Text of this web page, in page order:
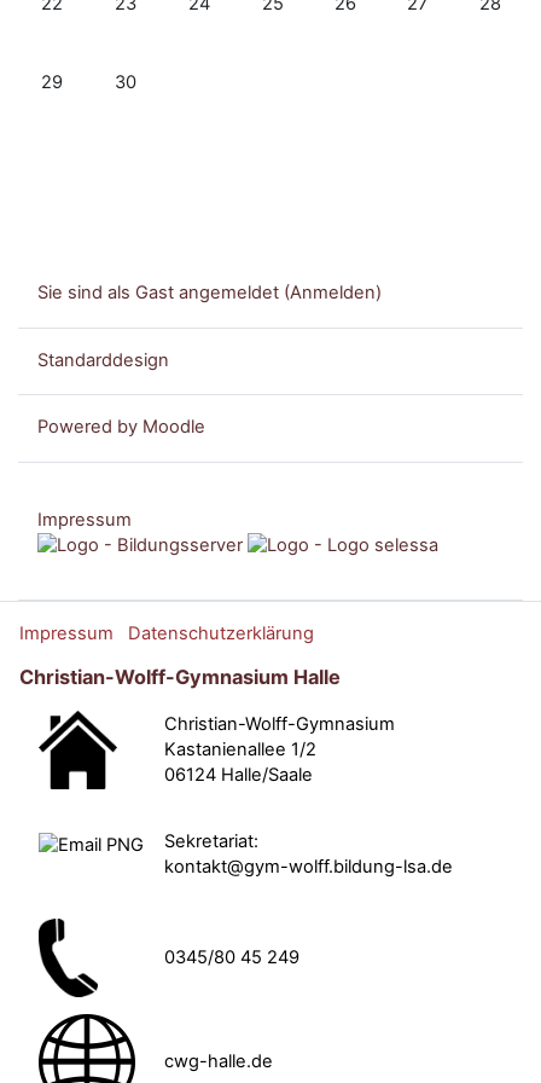
Keine Termine, Montag, 29. Juni
29 Keine Termine, Dienstag, 30. Juni
30
Sie sind als Gast angemeldet (Anmelden)
Standarddesign
Powered by Moodle
Impressum
Impressum Datenschutzerklärung
Christian-Wolff-Gymnasium Halle
Christian-Wolff-Gymnasium
Kastanienallee 1/2
06124 Halle/Saale
Sekretariat:
kontakt@gym-wolff.bildung-lsa.de
0345/80 45 249
cwg-halle.de